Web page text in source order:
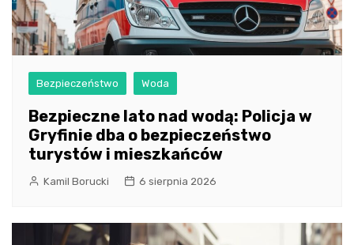
Bezpieczeństwo Woda
Bezpieczne lato nad wodą: Policja w
Gryfinie dba o bezpieczeństwo
turystów i mieszkańców
Kamil Borucki 6 sierpnia 2026